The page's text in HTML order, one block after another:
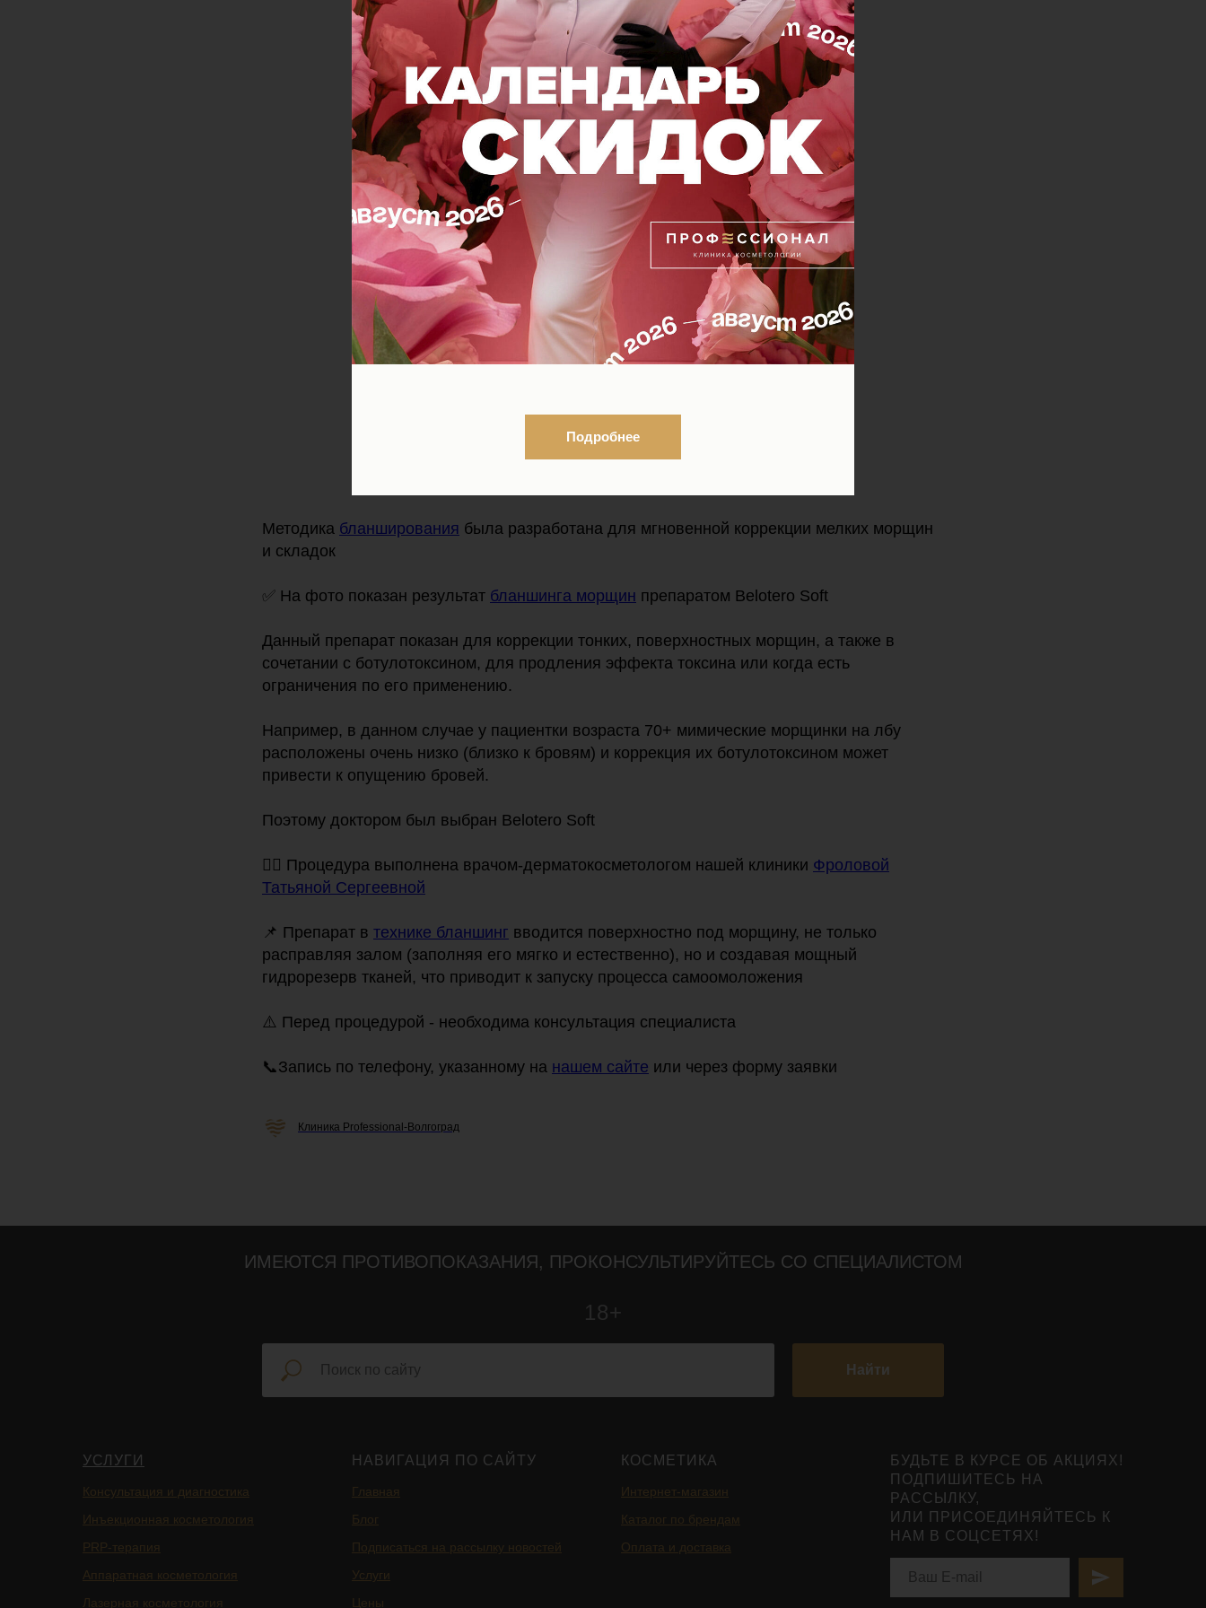
Методика бланширования была разработана для мгновенной коррекции мелких морщин
и складок
✅ На фото показан результат бланшинга морщин препаратом Belotero Soft
Данный препарат показан для коррекции тонких, поверхностных морщин, а также в
сочетании с ботулотоксином, для продления эффекта токсина или когда есть
ограничения по его применению.
Например, в данном случае у пациентки возраста 70+ мимические морщинки на лбу
расположены очень низко (близко к бровям) и коррекция их ботулотоксином может
привести к опущению бровей.
Поэтому доктором был выбран Belotero Soft
👩‍⚕️ Процедура выполнена врачом-дерматокосметологом нашей клиники Фроловой
Татьяной Сергеевной
📌 Препарат в технике бланшинг вводится поверхностно под морщину, не только
расправляя залом (заполняя его мягко и естественно), но и создавая мощный
гидрорезерв тканей, что приводит к запуску процесса самоомоложения
⚠️ Перед процедурой - необходима консультация специалиста
📞Запись по телефону, указанному на нашем сайте или через форму заявки
Клиника Professional-Волгоград
ИМЕЮТСЯ ПРОТИВОПОКАЗАНИЯ, ПРОКОНСУЛЬТИРУЙТЕСЬ СО СПЕЦИАЛИСТОМ
18+
Найти
УСЛУГИ
Консультация и диагностика
Инъекционная косметология
PRP-терапия
Аппаратная косметология
Лазерная косметология
НАВИГАЦИЯ ПО САЙТУ
Главная
Блог
Подписаться на рассылку новостей
Услуги
Цены
КОСМЕТИКА
Интернет-магазин
Каталог по брендам
Оплата и доставка
БУДЬТЕ В КУРСЕ ОБ АКЦИЯХ!
ПОДПИШИТЕСЬ НА
РАССЫЛКУ,
ИЛИ ПРИСОЕДИНЯЙТЕСЬ К
НАМ В СОЦСЕТЯХ!
Подробнее